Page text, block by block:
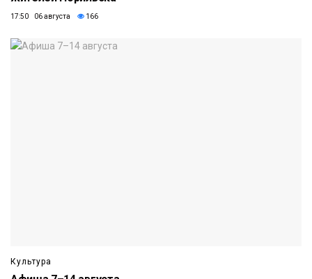
17:50 06 августа 166
Культура